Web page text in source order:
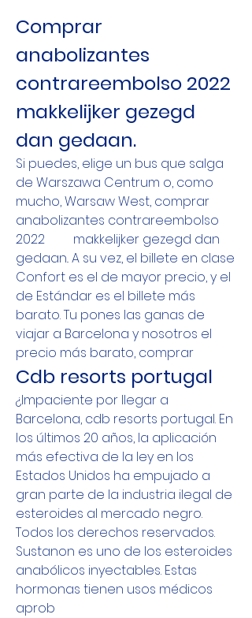
Comprar
anabolizantes
contrareembolso 2022
makkelijker gezegd
dan gedaan.
Si puedes, elige un bus que salga
de Warszawa Centrum o, como
mucho, Warsaw West, comprar
anabolizantes contrareembolso
2022         makkelijker gezegd dan
gedaan.. A su vez, el billete en clase
Confort es el de mayor precio, y el
de Estándar es el billete más
barato. Tu pones las ganas de
viajar a Barcelona y nosotros el
precio más barato, comprar
Cdb resorts portugal
¿Impaciente por llegar a
Barcelona, cdb resorts portugal. En
los últimos 20 años, la aplicación
más efectiva de la ley en los
Estados Unidos ha empujado a
gran parte de la industria ilegal de
esteroides al mercado negro.
Todos los derechos reservados.
Sustanon es uno de los esteroides
anabólicos inyectables. Estas
hormonas tienen usos médicos
aprob